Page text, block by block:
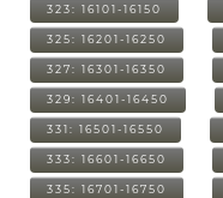
323: 16101-16150
325: 16201-16250
327: 16301-16350
329: 16401-16450
331: 16501-16550
333: 16601-16650
335: 16701-16750